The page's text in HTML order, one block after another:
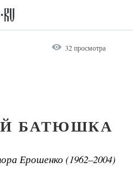
32 просмотра
БАТЮШКА
Ерошенко (1962–2004)